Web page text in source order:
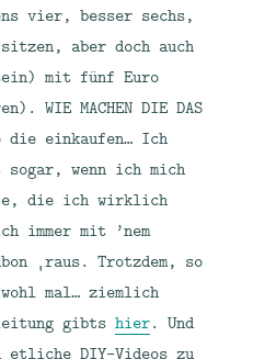
vier, besser sechs,
aber doch auch
mit fünf Euro
WIE MACHEN DIE DAS
die einkaufen… Ich
sogar, wenn ich mich
die ich wirklich
immer mit ’nem
‚raus. Trotzdem, so
mal… ziemlich
gibtshier. Und
DIY-Videos zu